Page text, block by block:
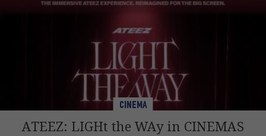
CINEMA
ATEEZ: LIGHt the WAy in CINEMAS